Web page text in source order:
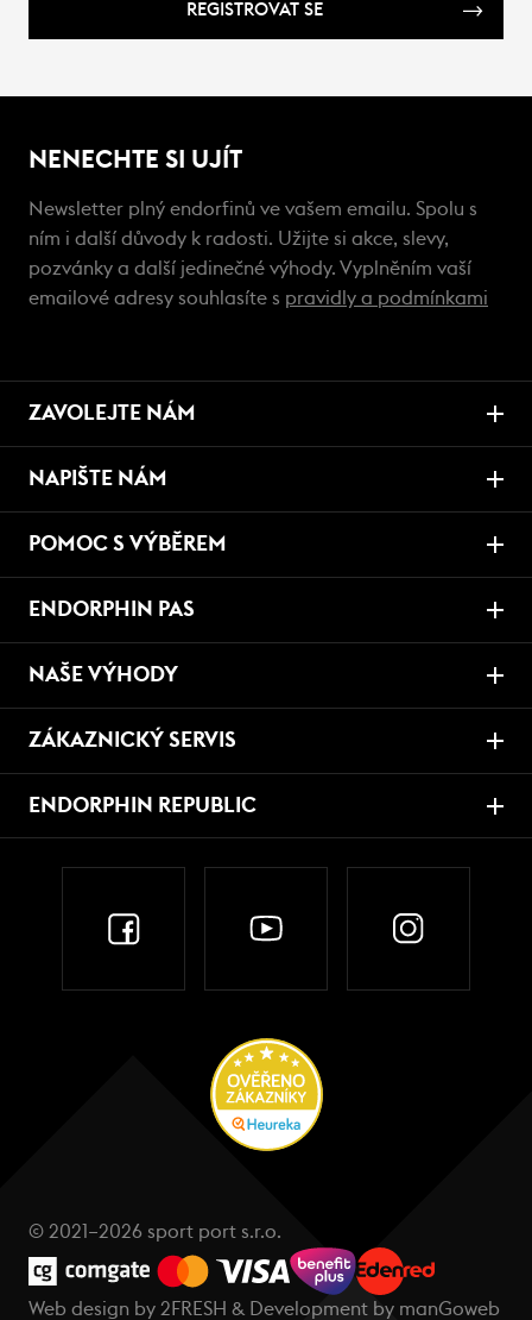
REGISTROVAT SE
NENECHTE SI UJÍT
Newsletter plný endorfinů ve vašem emailu. Spolu s
ním i další důvody k radosti. Užijte si akce, slevy,
pozvánky a další jedinečné výhody. Vyplněním vaší
emailové adresy souhlasíte s pravidly a podmínkami
ZAVOLEJTE NÁM
NAPIŠTE NÁM
POMOC S VÝBĚREM
ENDORPHIN PAS
NAŠE VÝHODY
ZÁKAZNICKÝ SERVIS
ENDORPHIN REPUBLIC
© 2021–2026 sport port s.r.o.
Web design by 2FRESH & Development by manGoweb